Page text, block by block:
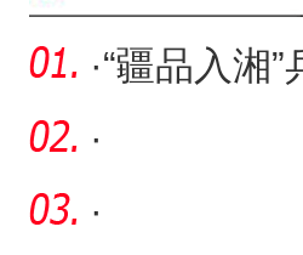
·“疆品入湘
湖南湘潭市
·
·